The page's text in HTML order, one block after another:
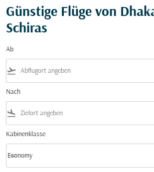
Günstige Flüge von
Schiras
Ab
flight_takeoff
Nach
flight_land
Kabinenklasse
Kabinenklasse option Economy Selected
Economy
keyboard_arrow_down